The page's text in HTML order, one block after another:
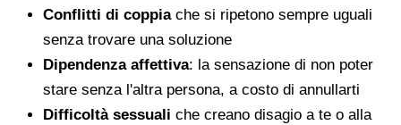
Conflitti di coppiache si ripetono sempre uguali
senza trovare una soluzione
Dipendenza affettiva: la sensazione di non poter
stare senza l'altra persona, a costo di annullarti
Difficoltà sessuali che creano disagio a te o alla